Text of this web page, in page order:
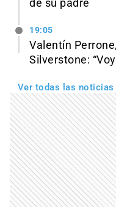
de su padre
19:05
Valentín
Silverstone:
Ver todas las noticias